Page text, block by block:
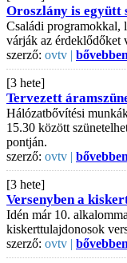
Oroszlány is együtt
Családi programokkal,
várják az érdeklődőket
szerző: ovtv |
[3 hete]
Tervezett
Hálózatbővítési
15.30 között
pontján.
szerző: ovtv |
[3 hete]
Versenyben a
Idén már 10.
kiskerttulajdonosok
szerző: ovtv |